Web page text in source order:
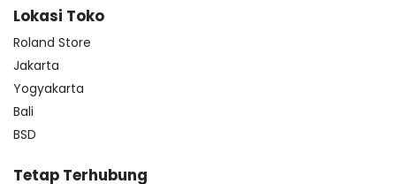
Lokasi Toko
Roland Store
Jakarta
Yogyakarta
Bali
BSD
Tetap Terhubung